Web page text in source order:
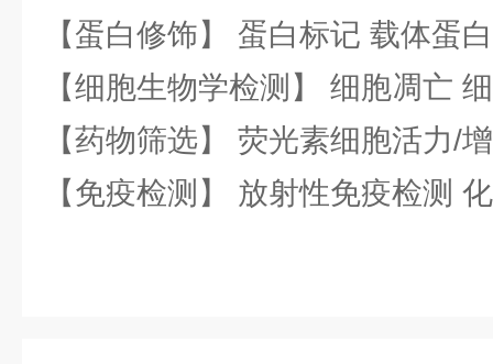
【蛋白修饰】 蛋白标记 载体蛋
【细胞生物学检测】 细胞凋亡
【药物筛选】 荧光素细胞活力/
【免疫检测】 放射性免疫检测